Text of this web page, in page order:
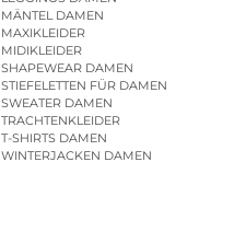
MÄNTEL DAMEN
MAXIKLEIDER
MIDIKLEIDER
SHAPEWEAR DAMEN
STIEFELETTEN FÜR DAMEN
SWEATER DAMEN
TRACHTENKLEIDER
T-SHIRTS DAMEN
WINTERJACKEN DAMEN